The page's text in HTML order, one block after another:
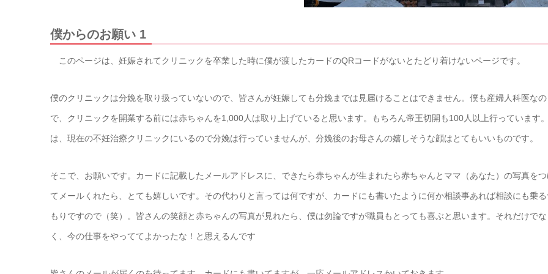
僕からのお願い 1
このページは、妊娠されてクリニックを卒業した時に僕が渡したカードのQRコードがないとたどり着けないページです。
僕のクリニックは分娩を取り扱っていないので、皆さんが妊娠しても分娩までは見届けることはできません。僕も産婦人科医なの
で、クリニックを開業する前には赤ちゃんを1,000人は取り上げていると思います。もちろん帝王切開も100人以上行っています
は、現在の不妊治療クリニックにいるので分娩は行っていませんが、分娩後のお母さんの嬉しそうな顔はとてもいいものです。
そこで、お願いです。カードに記載したメールアドレスに、できたら赤ちゃんが生まれたら赤ちゃんとママ（あなた）の写真をつ
てメールくれたら、とても嬉しいです。その代わりと言っては何ですが、カードにも書いたように何か相談事あれば相談にも乗る
もりですので（笑）。皆さんの笑顔と赤ちゃんの写真が見れたら、僕は勿論ですが職員もとっても喜ぶと思います。それだけでな
く、今の仕事をやっててよかったな！と思えるんです